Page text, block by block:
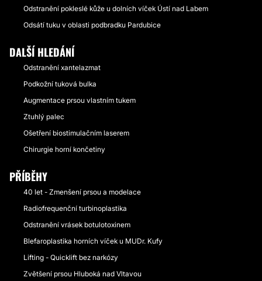
Odstranění pokleslé kůže u dolních víček Ústí nad Labem
Odsátí tuku v oblasti podbradku Pardubice
DALŠÍ HLEDÁNÍ
Odstranění xantelazmat
Podkožní tuková bulka
Augmentace prsou vlastním tukem
Ztuhlý palec
Ošetření biostimulačním laserem
Chirurgie horní končetiny
PŘÍBĚHY
40 let - Zmenšení prsou a modelace
Radiofrequenční turbinoplastika
Odstranění vrásek botulotoxinem
Blefaroplastika horních víček u MUDr. Kufy
Lifting - Quicklift bez narkózy
Zvětšení prsou Hluboká nad Vltavou